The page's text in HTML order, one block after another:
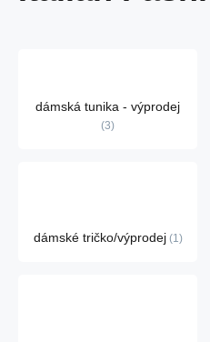
dámská tunika - výprodej
3
dámské tričko/výprodej 1